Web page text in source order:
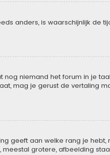
anders, is waarschijnlijk de
niemand het forum in je
mag je gerust de vertaling
geeft aan welke rang je
grotere, afbeelding